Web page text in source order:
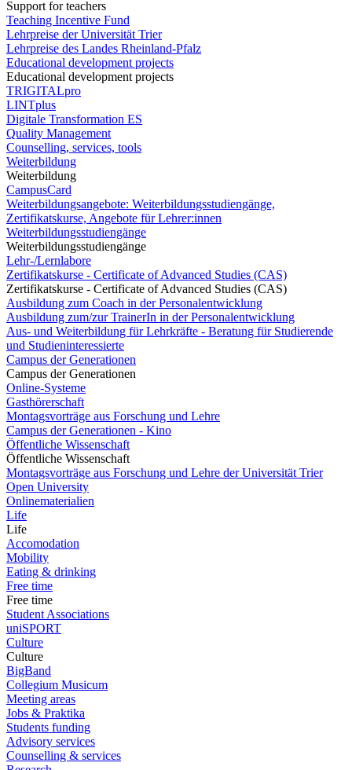
Support for teachers
Teaching Incentive Fund
Lehrpreise der Universität Trier
Lehrpreise des Landes Rheinland-Pfalz
Educational development projects
Educational development projects
TRIGITALpro
LINTplus
Digitale Transformation ES
Quality Management
Counselling, services, tools
Weiterbildung
Weiterbildung
CampusCard
Weiterbildungsangebote: Weiterbildungsstudiengänge,
Zertifikatskurse, Angebote für Lehrer:innen
Weiterbildungsstudiengänge
Weiterbildungsstudiengänge
Lehr-/Lernlabore
Zertifikatskurse - Certificate of Advanced Studies (CAS)
Zertifikatskurse - Certificate of Advanced Studies (CAS)
Ausbildung zum Coach in der Personalentwicklung
Ausbildung zum/zur TrainerIn in der Personalentwicklung
Aus- und Weiterbildung für Lehrkräfte - Beratung für Studierende
und Studieninteressierte
Campus der Generationen
Campus der Generationen
Online-Systeme
Gasthörerschaft
Montagsvorträge aus Forschung und Lehre
Campus der Generationen - Kino
Öffentliche Wissenschaft
Öffentliche Wissenschaft
Montagsvorträge aus Forschung und Lehre der Universität Trier
Open University
Onlinematerialien
Life
Life
Accomodation
Mobility
Eating & drinking
Free time
Free time
Student Associations
uniSPORT
Culture
Culture
BigBand
Collegium Musicum
Meeting areas
Jobs & Praktika
Students funding
Advisory services
Counselling & services